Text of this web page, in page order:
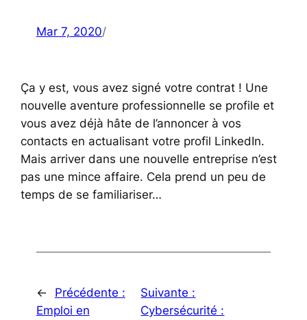
Mar 7, 2020/
Ça y est, vous avez signé votre contrat ! Une
nouvelle aventure professionnelle se profile et
vous avez déjà hâte de l’annoncer à vos
contacts en actualisant votre profil LinkedIn.
Mais arriver dans une nouvelle entreprise n’est
pas une mince affaire. Cela prend un peu de
temps de se familiariser…
←
Précédente :
Emploi en
Suivante :
Cybersécurité :